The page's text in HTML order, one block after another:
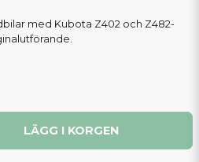
med Kubota Z402 och Z482-
LÄGG I KORGEN